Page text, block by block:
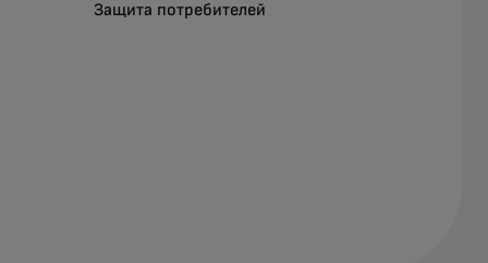
Защита потребителей